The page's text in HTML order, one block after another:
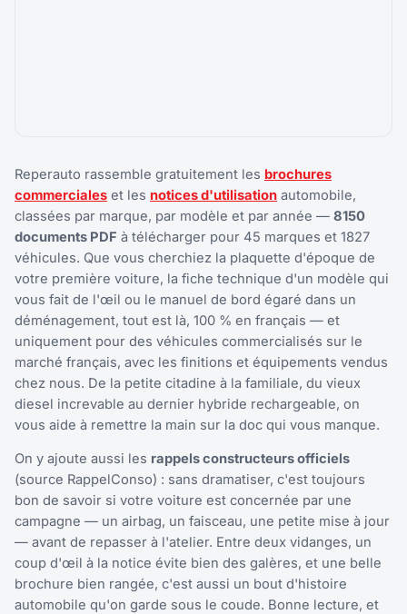
Reperauto rassemble gratuitement les brochures
commerciales et les notices d'utilisation automobile,
classées par marque, par modèle et par année — 8150
documents PDF à télécharger pour 45 marques et 1827
véhicules. Que vous cherchiez la plaquette d'époque de
votre première voiture, la fiche technique d'un modèle qui
vous fait de l'œil ou le manuel de bord égaré dans un
déménagement, tout est là, 100 % en français — et
uniquement pour des véhicules commercialisés sur le
marché français, avec les finitions et équipements vendus
chez nous. De la petite citadine à la familiale, du vieux
diesel increvable au dernier hybride rechargeable, on
vous aide à remettre la main sur la doc qui vous manque.
On y ajoute aussi les rappels constructeurs officiels
(source RappelConso) : sans dramatiser, c'est toujours
bon de savoir si votre voiture est concernée par une
campagne — un airbag, un faisceau, une petite mise à jour
— avant de repasser à l'atelier. Entre deux vidanges, un
coup d'œil à la notice évite bien des galères, et une belle
brochure bien rangée, c'est aussi un bout d'histoire
automobile qu'on garde sous le coude. Bonne lecture, et